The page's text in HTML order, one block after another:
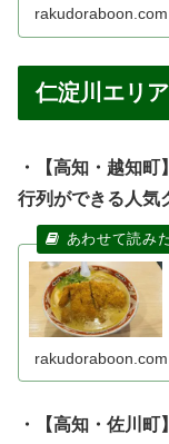
rakudoraboon.com
仁淀川エリ
・【高知・越知町
行列ができる人気
rakudoraboon.com
・【高知・佐川